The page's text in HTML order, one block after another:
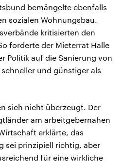
bemängelte ebenfalls
sozialen Wohnungsbau.
kritisierten den
forderte der Mieterrat Halle
Politik auf die Sanierung von
und günstiger als
sich nicht überzeugt. Der
am arbeitgebernahen
erklärte, das
sei prinzipiell richtig, aber
für eine wirkliche